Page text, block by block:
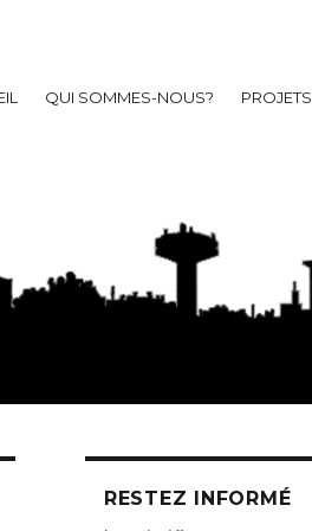
QUI SOMMES-NOUS? PROJETS
RESTEZ INFORMÉ